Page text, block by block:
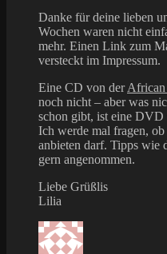
Danke für deine lieben
Wochen waren nicht
mehr. Einen Link zum
versteckt im Impressum.
Eine CD von der
noch nicht – aber was
schon gibt, ist eine DVD
Ich werde mal fragen,
anbieten darf. Tipps wie
gern angenommen.
Liebe Grüßlis
Lilia